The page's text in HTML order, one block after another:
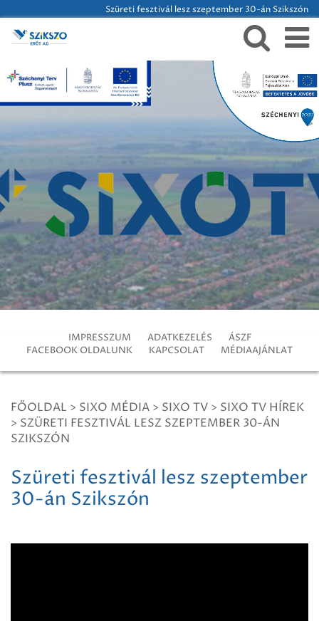
Szüreti fesztivál lesz szeptember 30-án Szikszón
IMPRESSZUM ADATKEZELÉS
ÁSZF
FACEBOOK OLDALUNK
KAPCSOLAT MÉDIAAJÁNLAT
FŐOLDAL > SIXO MÉDIA > SIXO TV > SIXO TV HÍREK
> SZÜRETI FESZTIVÁL LESZ SZEPTEMBER 30-ÁN
SZIKSZÓN
Szüreti fesztivál lesz szeptember
30-án Szikszón